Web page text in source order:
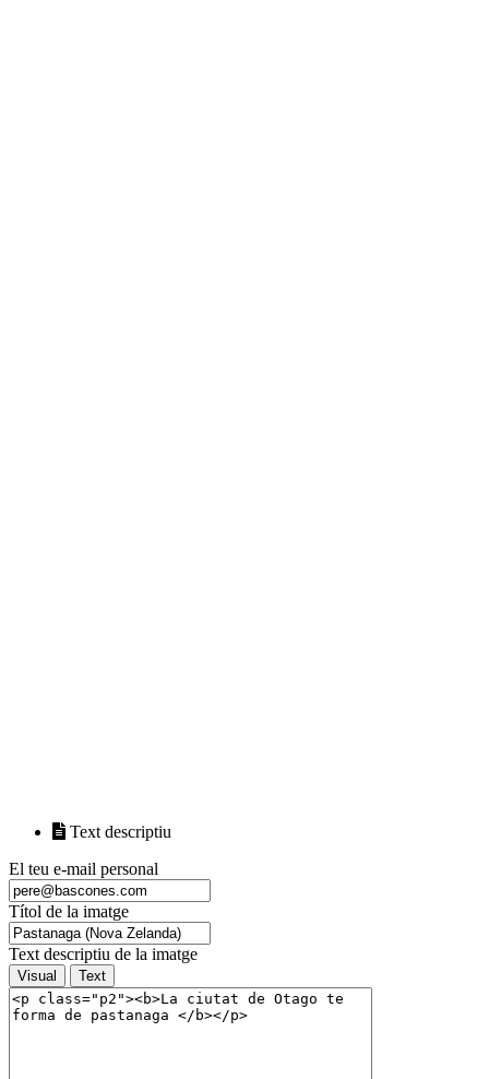
Text descriptiu
El teu e-mail personal
Títol de la imatge
Text descriptiu de la imatge
Visual Text